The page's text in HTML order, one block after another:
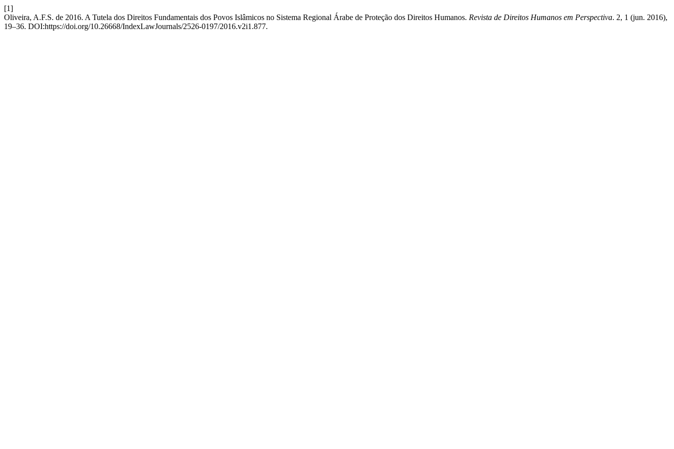
[1]
Oliveira, A.F.S. de 2016. A Tutela dos Direitos Fundamentais dos Povos Islâmicos no Sistema Regional Árabe de Proteção dos Direitos Humanos. Revista de Direitos Humanos em Perspectiva. 2, 1 (jun. 2016),
19–36. DOI:https://doi.org/10.26668/IndexLawJournals/2526-0197/2016.v2i1.877.